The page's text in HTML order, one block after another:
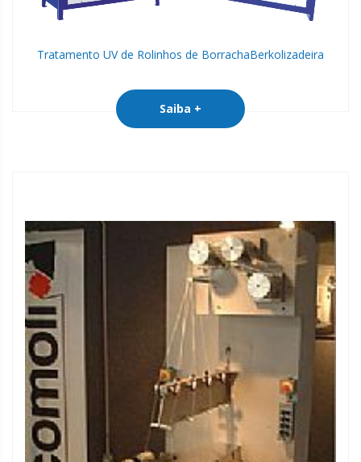
Tratamento UV de Rolinhos de BorrachaBerkolizadeira
Saiba +